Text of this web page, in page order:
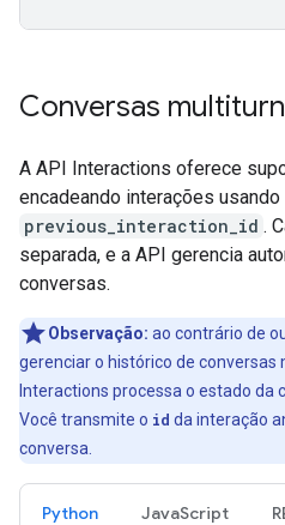
Conversas
A API Interactions oferece
encadeando interações usando
previous_interaction_id .
separada, e a API gerencia
conversas.
Observação: ao contrário de
gerenciar o histórico de conversas
Interactions processa o estado da
Você transmite o id da interação
conversa.
Python JavaScript